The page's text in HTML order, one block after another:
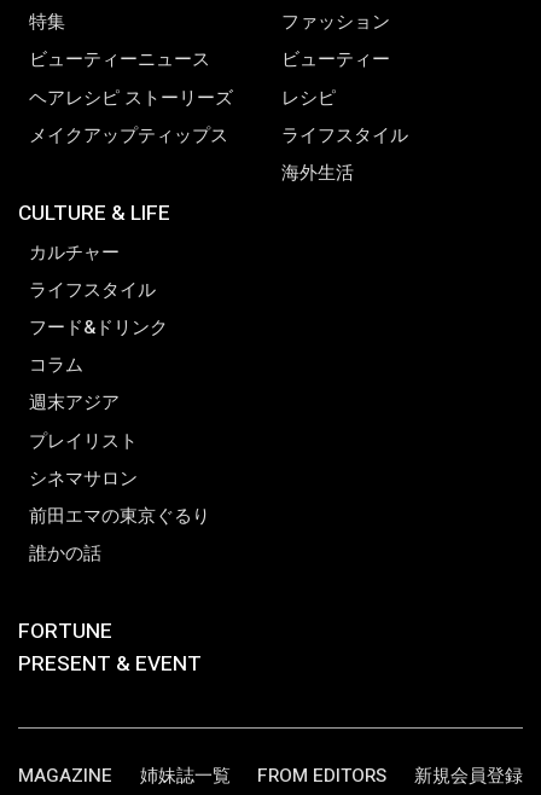
特集
ビューティーニュース
ヘアレシピ ストーリーズ
メイクアップティップス
CULTURE & LIFE
カルチャー
ライフスタイル
フード&ドリンク
コラム
週末アジア
プレイリスト
シネマサロン
前田エマの東京ぐるり
誰かの話
ファッション
ビューティー
レシピ
ライフスタイル
海外生活
FORTUNE
PRESENT & EVENT
MAGAZINE 姉妹誌一覧 FROM EDITORS 新規会員登録